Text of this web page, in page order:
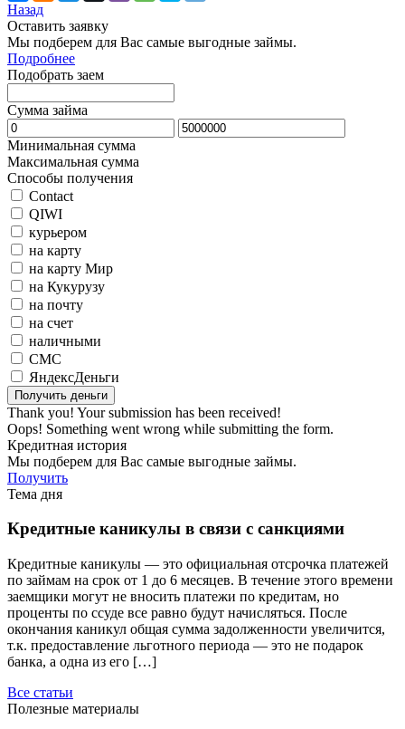
Назад
Оставить заявку
Мы подберем для Вас самые выгодные займы.
Подробнее
Подобрать заем
Сумма займа
Минимальная сумма
Максимальная сумма
Способы получения
Contact
QIWI
курьером
на карту
на карту Мир
на Кукурузу
на почту
на счет
наличными
СМС
ЯндексДеньги
Thank you! Your submission has been received!
Oops! Something went wrong while submitting the form.
Кредитная история
Мы подберем для Вас самые выгодные займы.
Получить
Тема дня
Кредитные каникулы в связи с санкциями
Кредитные каникулы — это официальная отсрочка платежей
по займам на срок от 1 до 6 месяцев. В течение этого времени
заемщики могут не вносить платежи по кредитам, но
проценты по ссуде все равно будут начисляться. После
окончания каникул общая сумма задолженности увеличится,
т.к. предоставление льготного периода — это не подарок
банка, а одна из его […]
Все статьи
Полезные материалы